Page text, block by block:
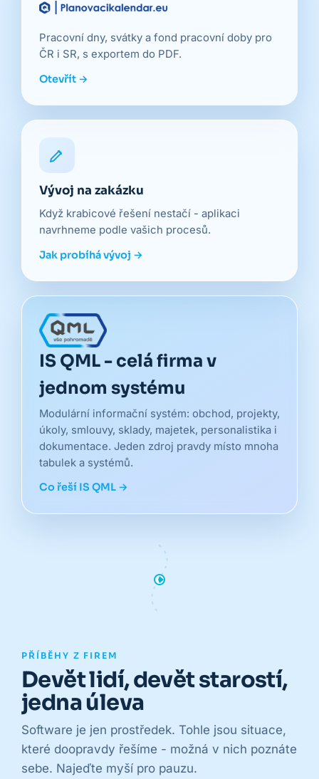
Pracovní dny, svátky a fond pracovní doby pro
ČR i SR, s exportem do PDF.
Otevřít →
Vývoj na zakázku
Když krabicové řešení nestačí - aplikaci
navrhneme podle vašich procesů.
Jak probíhá vývoj →
IS QML - celá firma v
jednom systému
Modulární informační systém: obchod, projekty,
úkoly, smlouvy, sklady, majetek, personalistika i
dokumentace. Jeden zdroj pravdy místo mnoha
tabulek a systémů.
Co řeší IS QML →
PŘÍBĚHY Z FIREM
Devět lidí, devět starostí,
jedna úleva
Software je jen prostředek. Tohle jsou situace,
které doopravdy řešíme - možná v nich poznáte
sebe. Najeďte myší pro pauzu.